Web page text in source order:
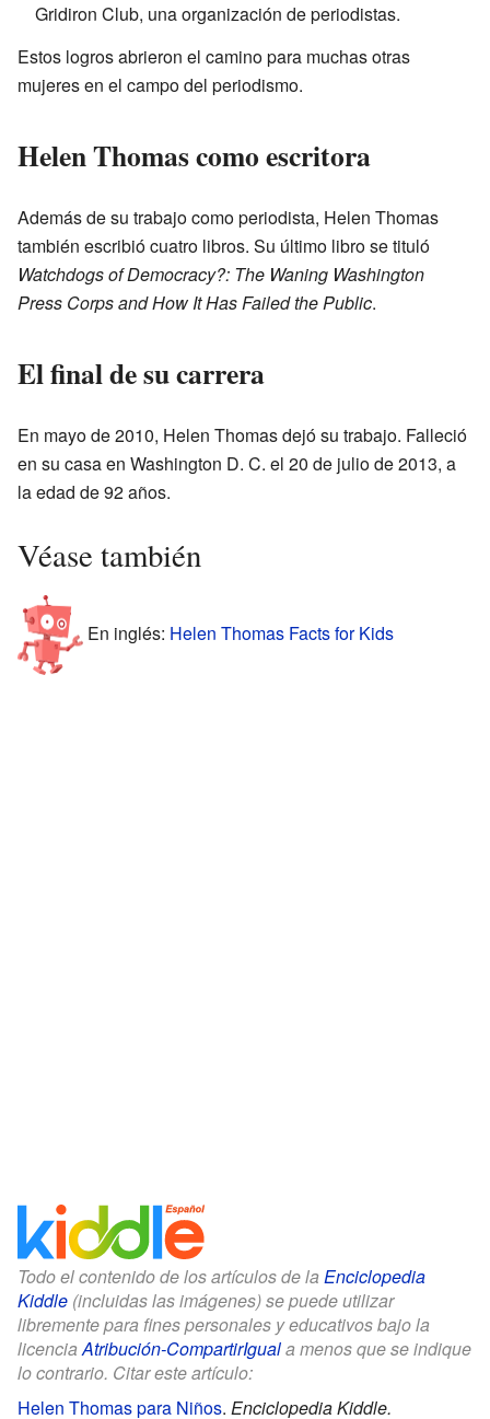
Gridiron Club, una organización de periodistas.
Estos logros abrieron el camino para muchas otras
mujeres en el campo del periodismo.
Helen Thomas como escritora
Además de su trabajo como periodista, Helen Thomas
también escribió cuatro libros. Su último libro se tituló
Watchdogs of Democracy?: The Waning Washington
Press Corps and How It Has Failed the Public.
El final de su carrera
En mayo de 2010, Helen Thomas dejó su trabajo. Falleció
en su casa en Washington D. C. el 20 de julio de 2013, a
la edad de 92 años.
Véase también
En inglés: Helen Thomas Facts for Kids
Todo el contenido de los artículos de la Enciclopedia
Kiddle (incluidas las imágenes) se puede utilizar
libremente para fines personales y educativos bajo la
licenciaAtribución-CompartirIguala menos que se indique
lo contrario. Citar este artículo:
Helen Thomas para Niños. Enciclopedia Kiddle.